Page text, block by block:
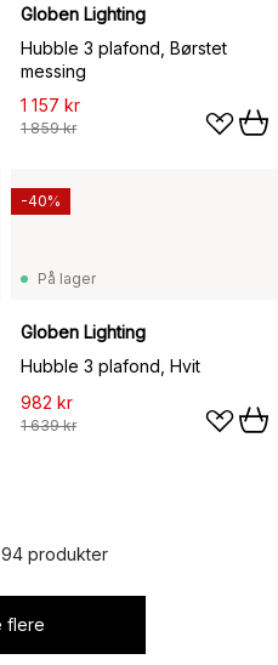
Globen Lighting
Hubble 3 plafond, Børstet
messing
1 157 kr
1 859 kr
På lager
Globen Lighting
Hubble 3 plafond, Hvit
982 kr
1 639 kr
-40%
produkter
flere